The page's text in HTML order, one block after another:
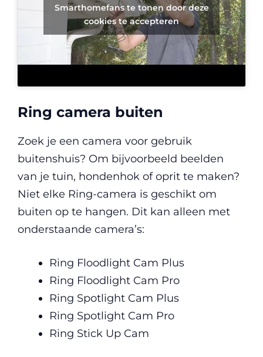
Smarthomefans te tonen door deze
cookies te accepteren
Ring camera buiten
Zoek je een camera voor gebruik
buitenshuis? Om bijvoorbeeld beelden
van je tuin, hondenhok of oprit te maken?
Niet elke Ring-camera is geschikt om
buiten op te hangen. Dit kan alleen met
onderstaande camera’s:
Ring Floodlight Cam Plus
Ring Floodlight Cam Pro
Ring Spotlight Cam Plus
Ring Spotlight Cam Pro
Ring Stick Up Cam